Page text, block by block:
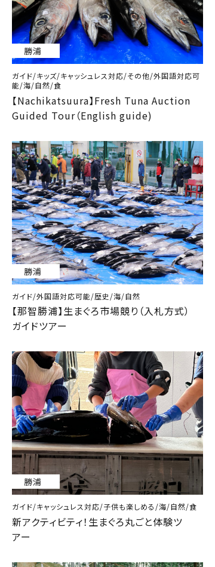
勝浦
ガイド/キッズ/キャッシュレス対応/その他/外国語対応可
能/海/自然/食
【Nachikatsuura】Fresh Tuna Auction
Guided Tour（English guide)
勝浦
ガイド/外国語対応可能/歴史/海/自然
【那智勝浦】生まぐろ市場競り（入札方式）
ガイドツアー
勝浦
ガイド/キャッシュレス対応/子供も楽しめる/海/自然/食
新アクティビティ！生まぐろ丸ごと体験ツ
アー